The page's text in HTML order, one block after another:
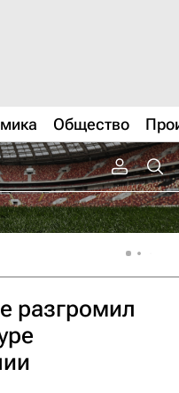
Общество
разгромил